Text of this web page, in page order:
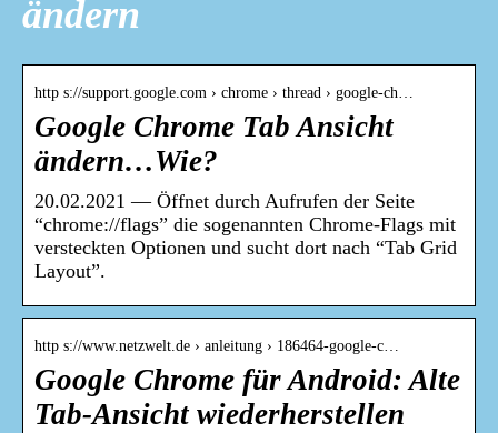
ändern
http s://support.google.com › chrome › thread › google-ch…
Google Chrome Tab Ansicht
ändern…Wie?
20.02.2021 — Öffnet durch Aufrufen der Seite
“chrome://flags” die sogenannten Chrome-Flags mit
versteckten Optionen und sucht dort nach “Tab Grid
Layout”.
http s://www.netzwelt.de › anleitung › 186464-google-c…
Google Chrome für Android: Alte
Tab-Ansicht wiederherstellen